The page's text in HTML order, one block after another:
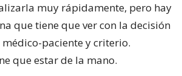
muy rápidamente, pero hay
que tiene que ver con la decisión
paciente y criterio.
que estar de la mano.